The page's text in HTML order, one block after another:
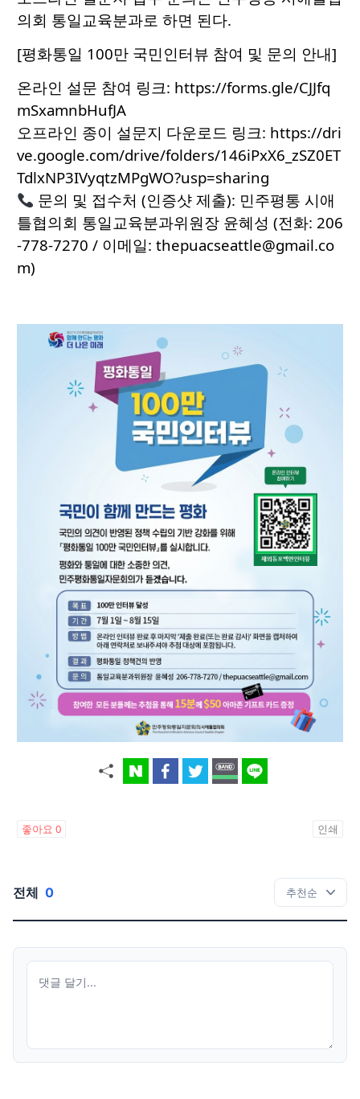
의회 통일교육분과로 하면 된다.
[평화통일 100만 국민인터뷰 참여 및 문의 안내]
온라인 설문 참여 링크: https://forms.gle/CJJfq
mSxamnbHufJA
오프라인 종이 설문지 다운로드 링크: https://dri
ve.google.com/drive/folders/146iPxX6_zSZ0ET
TdlxNP3IVyqtzMPgWO?usp=sharing
문의 및 접수처 (인증샷 제출): 민주평통 시애
틀협의회 통일교육분과위원장 윤혜성 (전화: 206
-778-7270 / 이메일: thepuacseattle@gmail.co
m)
좋아요 0 인쇄
전체 0